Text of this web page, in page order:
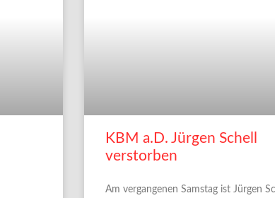
KBM a.D. Jürgen Schell
verstorben
Am vergangenen Samstag ist Jürgen